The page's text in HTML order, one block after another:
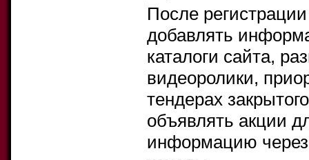
После
добавлять
каталоги сайта,
видеоролики,
тендерах
объявлять акции
информацию